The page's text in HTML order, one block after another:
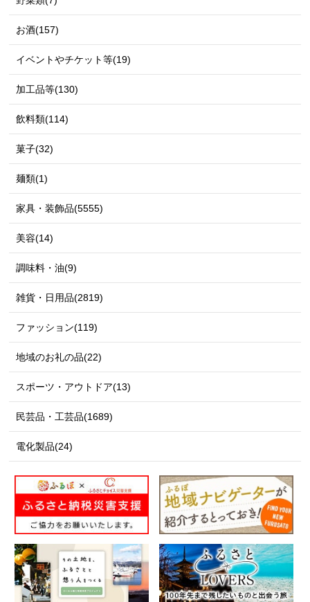
お酒(157)
イベントやチケット等(19)
加工品等(130)
飲料類(114)
菓子(32)
麺類(1)
家具・装飾品(5555)
美容(14)
調味料・油(9)
雑貨・日用品(2819)
ファッション(119)
地域のお礼の品(22)
スポーツ・アウトドア(13)
民芸品・工芸品(1689)
電化製品(24)